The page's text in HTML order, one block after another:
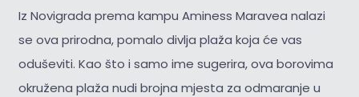
Iz Novigrada prema kampu Aminess Maravea nalazi
se ova prirodna, pomalo divlja plaža koja će vas
oduševiti. Kao što i samo ime sugerira, ova borovima
okružena plaža nudi brojna mjesta za odmaranje u